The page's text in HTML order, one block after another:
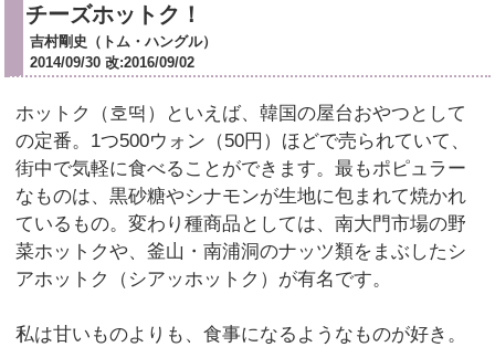
チーズホットク！
吉村剛史（トム・ハングル）
2014/09/30 改:2016/09/02
ホットク（호떡）といえば、韓国の屋台おやつとして
の定番。1つ500ウォン（50円）ほどで売られていて、
街中で気軽に食べることができます。最もポピュラー
なものは、黒砂糖やシナモンが生地に包まれて焼かれ
ているもの。変わり種商品としては、南大門市場の野
菜ホットクや、釜山・南浦洞のナッツ類をまぶしたシ
アホットク（シアッホットク）が有名です。
私は甘いものよりも、食事になるようなものが好き。